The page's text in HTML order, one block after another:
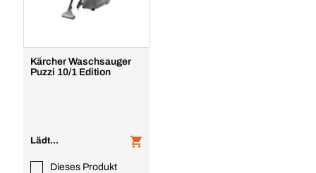
Kärcher Waschsauger
Puzzi 10/1 Edition
Lädt...
Dieses Produkt